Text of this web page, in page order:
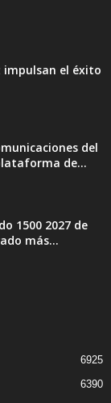
impulsan el éxito
del
de...
1500 2027 de
más...
6925
6390